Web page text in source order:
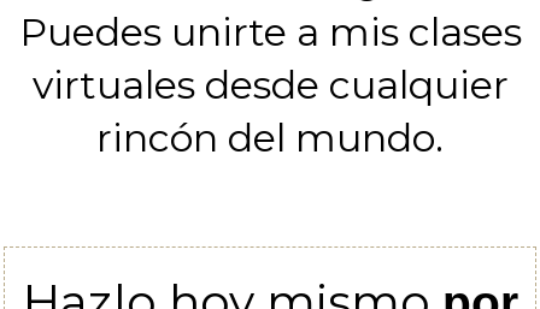
Puedes unirte a mis clases
virtuales desde cualquier
rincón del mundo.